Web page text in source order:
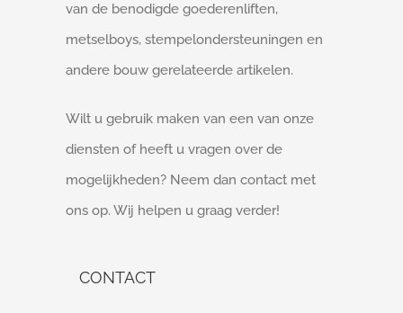
van de benodigde goederenliften,
metselboys, stempelondersteuningen en
andere bouw gerelateerde artikelen.
Wilt u gebruik maken van een van onze
diensten of heeft u vragen over de
mogelijkheden? Neem dan contact met
ons op. Wij helpen u graag verder!
CONTACT